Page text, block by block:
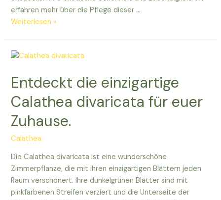
erfahren mehr über die Pflege dieser …
Entdeckt
die
Schönheit
Calathea
exotica!
Weiterlesen »
Entdeckt die einzigartige
Calathea divaricata für euer
Zuhause.
Calathea
Die Calathea divaricata ist eine wunderschöne
Zimmerpflanze, die mit ihren einzigartigen Blättern jeden
Raum verschönert. Ihre dunkelgrünen Blätter sind mit
pinkfarbenen Streifen verziert und die Unterseite der